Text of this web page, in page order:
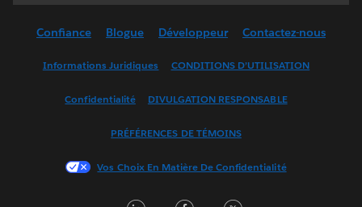
English (UK)
Français (France)
한국어
Confiance Blogue Développeur Contactez-nous
Informations Juridiques CONDITIONS D’UTILISATION
Confidentialité DIVULGATION RESPONSABLE
PRÉFÉRENCES DE TÉMOINS
Vos Choix En Matière De Confidentialité